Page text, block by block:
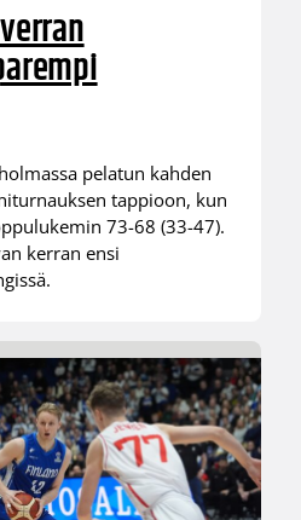
pelatun kahden
tappioon, kun
73-68 (33-47).
kerran ensi